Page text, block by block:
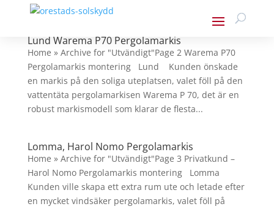
Lund Warema P70 Pergolamarkis
Home » Archive for "Utvändigt"Page 2 Warema P70
Pergolamarkis montering Lund Kunden önskade
en markis på den soliga uteplatsen, valet föll på den
vattentäta pergolamarkisen Warema P 70, det är en
robust markismodell som klarar de flesta...
Lomma, Harol Nomo Pergolamarkis
Home » Archive for "Utvändigt"Page 3 Privatkund –
Harol Nomo Pergolamarkis montering Lomma
Kunden ville skapa ett extra rum ute och letade efter
en mycket vindsäker pergolamarkis, valet föll på